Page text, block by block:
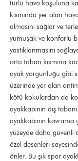
türlü hava koşuluna
kısmında yer alan
almasını sağlar ve
yumuşak ve konforlu
yastıklanmasını
orta taban kısmına
ayak yorgunluğu gibi
üzerinde yer alan
kötü kokulardan da
ayakkabının dış
ayakkabının kavrama
yüzeyde daha güvenli
özel desenleri
önler. Bu şık spor